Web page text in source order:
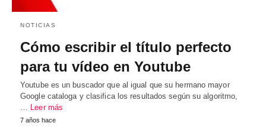
NOTICIAS
Cómo escribir el título perfecto
para tu vídeo en Youtube
Youtube es un buscador que al igual que su hermano mayor
Google cataloga y clasifica los resultados según su algoritmo,
Leer más
7 años hace